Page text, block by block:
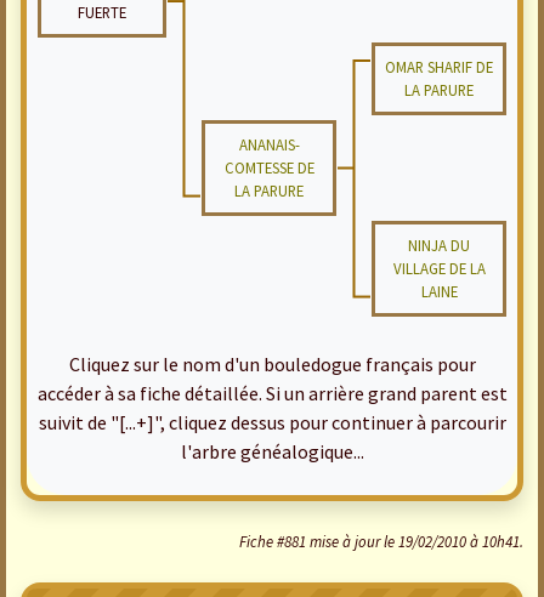
FUERTE
OMAR SHARIF DE
LA PARURE
ANANAIS-
COMTESSE DE
LA PARURE
NINJA DU
VILLAGE DE LA
LAINE
Cliquez sur le nom d'un bouledogue français pour
accéder à sa fiche détaillée. Si un arrière grand parent est
suivit de "[...+]", cliquez dessus pour continuer à parcourir
l'arbre généalogique...
Fiche #881 mise à jour le 19/02/2010 à 10h41.